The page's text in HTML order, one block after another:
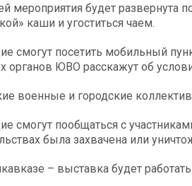
мероприятия будет
каши и угоститься чаем.
смогут посетить мобильный
органов ЮВО расскажут об
военные и городские
смогут пообщаться с
была захвачена или
– выставка будет